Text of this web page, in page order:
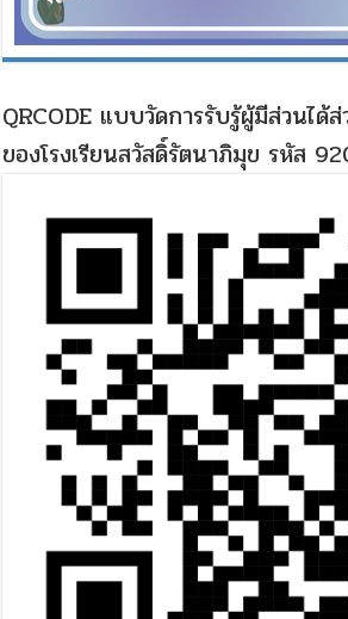
QRCODE แบบวัดการรับรู้ผู้มีส่วนได้
ของโรงเรียนสวัสดิ์รัตนาภิมุข รหัส